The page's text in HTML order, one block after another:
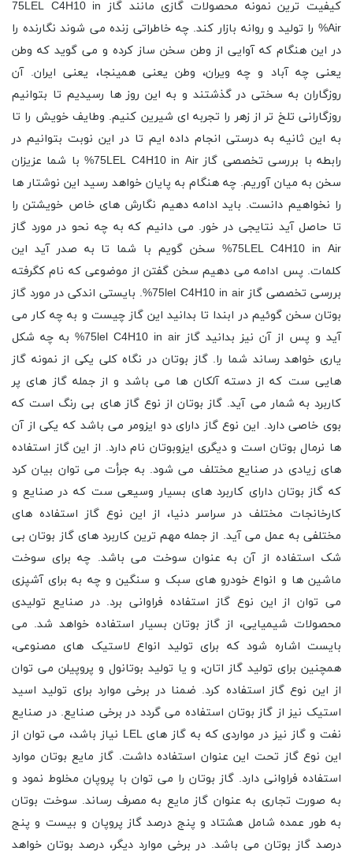
کیفیت ترین نمونه محصولات گازی مانند گاز 75LEL C4H10 in
Air% را تولید و روانه بازار کند. چه خاطراتی زنده می شوند نگارنده را
در این هنگام که آوایی از وطن سخن ساز کرده و می گوید که وطن
یعنی چه آباد و چه ویران، وطن یعنی همینجا، یعنی ایران. آن
روزگاران به سختی در گذشتند و به این روز ها رسیدیم تا بتوانیم
روزگارانی تلخ تر از زهر را تجربه ای شیرین کنیم. وطایف خویش را تا
به این ثانیه به درستی انجام داده ایم تا در این نوبت بتوانیم در
رابطه با بررسی تخصصی گاز 75LEL C4H10 in Air% با شما عزیزان
سخن به میان آوریم. چه هنگام به پایان خواهد رسید این نوشتار ها
را نخواهیم دانست. باید ادامه دهیم نگارش های خاص خویشتن را
تا حاصل آید نتایجی در خور. می دانیم که به چه نحو در مورد گاز
75LEL C4H10 in Air% سخن گویم با شما تا به صدر آید این
کلمات. پس ادامه می دهیم سخن گفتن از موضوعی که نام کگرفته
بررسی تخصصی گاز 75lel C4H10 in air%. بایستی اندکی در مورد گاز
بوتان سخن گوئیم در ابندا تا بدانید این گاز چیست و به چه کار می
آید و پس از آن نیز بدانید گاز 75lel C4H10 in air% به چه شکل
یاری خواهد رساند شما را. گاز بوتان در نگاه کلی یکی از نمونه گاز
هایی ست که از دسته آلکان ها می باشد و از جمله گاز های پر
کاربرد به شمار می آید. گاز بوتان از نوع گاز های بی رنگ است که
بوی خاصی دارد. این نوع گاز دارای دو ایزومر می باشد که یکی از آن
ها نرمال بوتان است و دیگری ایزوبوتان نام دارد. از این گاز استفاده
های زیادی در صنایع مختلف می شود. به جرأت می توان بیان کرد
که گاز بوتان دارای کاربرد های بسیار وسیعی ست که در صنایع و
کارخانجات مختلف در سراسر دنیا، از این نوع گاز استفاده های
مختلفی به عمل می آید. از جمله مهم ترین کاربرد های گاز بوتان بی
شک استفاده از آن به عنوان سوخت می باشد. چه برای سوخت
ماشین ها و انواع خودرو های سبک و سنگین و چه به برای آشپزی
می توان از این نوع گاز استفاده فراوانی برد. در صنایع تولیدی
محصولات شیمیایی، از گاز بوتان بسیار استفاده خواهد شد. می
بایست اشاره شود که برای تولید انواع لاستیک های مصنوعی،
همچنین برای تولید گاز اتان، و یا تولید بوتانول و پروپیلن می توان
از این نوع گاز استفاده کرد. ضمنا در برخی موارد برای تولید اسید
استیک نیز از گاز بوتان استفاده می گردد در برخی صنایع. در صنایع
نفت و گاز نیز در مواردی که به گاز های LEL نیاز باشد، می توان از
این نوع گاز تحت این عنوان استفاده داشت. گاز مایع بوتان موارد
استفاده فراوانی دارد. گاز بوتان را می ‌توان با پروپان مخلوط نمود و
به صورت تجاری به عنوان گاز مایع به مصرف رساند. سوخت بوتان
به طور عمده شامل هشتاد و پنج درصد گاز پروپان و بیست و پنج
درصد گاز بوتان می باشد. در برخی موارد دیگر، درصد بوتان خواهد